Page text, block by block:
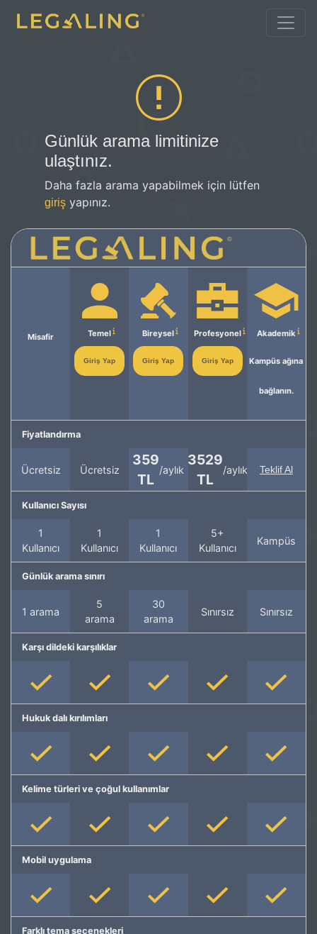
Günlük arama limitinize
ulaştınız.
Daha fazla arama yapabilmek için lütfen
giriş yapınız.
Misafir Temel
Giriş Yap
Bireysel
Giriş Yap
Profesyonel
Giriş Yap
Akademik
Kampüs ağına
bağlanın.
Fiyatlandırma
Ücretsiz Ücretsiz
359
TL
/aylık
3529
TL
/aylık Teklif Al
Kullanıcı Sayısı
1
Kullanıcı
1
Kullanıcı
1
Kullanıcı
5+
Kullanıcı
Kampüs
Günlük arama sınırı
1 arama
5
arama
30
arama
Sınırsız Sınırsız
Karşı dildeki karşılıklar
Hukuk dalı kırılımları
Kelime türleri ve çoğul kullanımlar
Mobil uygulama
Farklı tema seçenekleri